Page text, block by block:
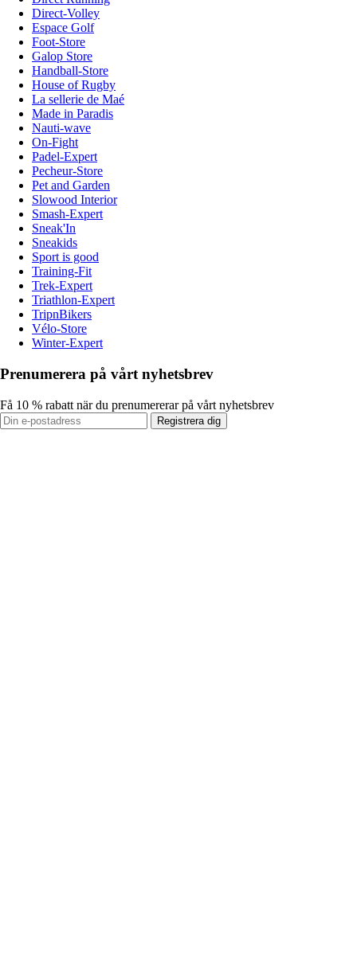
Direct-Volley
Espace Golf
Foot-Store
Galop Store
Handball-Store
House of Rugby
La sellerie de Maé
Made in Paradis
Nauti-wave
On-Fight
Padel-Expert
Pecheur-Store
Pet and Garden
Slowood Interior
Smash-Expert
Sneak'In
Sneakids
Sport is good
Training-Fit
Trek-Expert
Triathlon-Expert
TripnBikers
Vélo-Store
Winter-Expert
Prenumerera på vårt nyhetsbrev
Få 10 % rabatt när du prenumererar på vårt nyhetsbrev
Registrera dig